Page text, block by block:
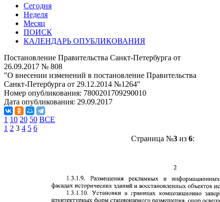
Сегодня
Неделя
Месяц
ПОИСК
КАЛЕНДАРЬ ОПУБЛИКОВАНИЯ
Постановление Правительства Санкт-Петербурга от
26.09.2017 № 808
"О внесении изменений в постановление Правительства
Санкт-Петербурга от 29.12.2014 №1264"
Номер опубликования: 7800201709290010
Дата опубликования: 29.09.2017
1 10 20 50 ВСЕ
1 2 3 4 5 6
Страница №3из 6: